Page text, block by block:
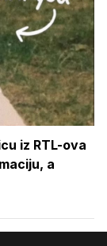
iz RTL-ova
a